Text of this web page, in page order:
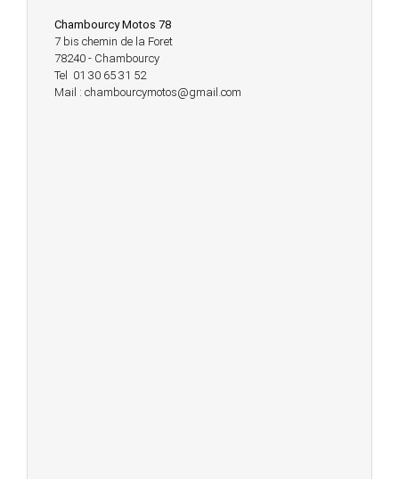
Chambourcy Motos 78
7 bis chemin de la Foret
78240 - Chambourcy
Tel 01 30 65 31 52
Mail : chambourcymotos@gmail.com